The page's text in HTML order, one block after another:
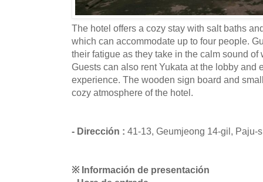
The hotel offers a cozy stay with salt baths
which can accommodate up to four people.
their fatigue as they take in the calm sound
Guests can also rent Yukata at the lobby and
experience. The wooden sign board and
cozy atmosphere of the hotel.
- Dirección : 41-13, Geumjeong 14-gil, Paju-
※ Información de presentación